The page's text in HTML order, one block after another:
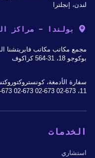
لندن، إنجلترا
بولندا - مراكز
مجمع مكاتب مكاتب فابريتشنا
بوكوجو 18، 31-564 كراكوف
سفارة الأدمغة،
11، 02-673 02-673 02-673 02-673 وارسو بولندا
الخدمات
استشاري